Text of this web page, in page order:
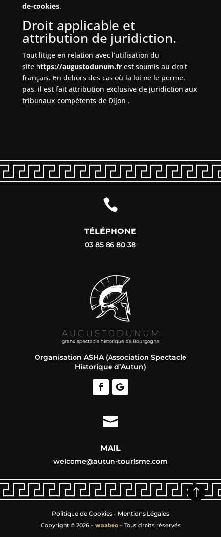
de-cookies.
Droit applicable et
attribution de juridiction.
Tout litige en relation avec l’utilisation du
site https://augustodunum.fr est soumis au droit
français. En dehors des cas où la loi ne le permet
pas, il est fait attribution exclusive de juridiction aux
tribunaux compétents de Dijon .

TÉLÉPHONE
03 85 86 80 38
Organisation ASHA (Association Spectacle
Historique d’Autun)

MAIL
welcome@autun-tourisme.com
Politique de Cookies - Mentions Légales
!
Copyright © 2026 – waabeo– Tous droits réservés